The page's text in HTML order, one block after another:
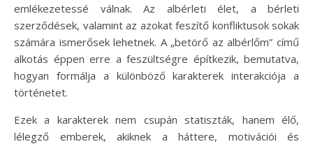
emlékezetessé válnak. Az albérleti élet, a bérleti
szerződések, valamint az azokat feszítő konfliktusok sokak
számára ismerősek lehetnek. A „betörő az albérlőm” című
alkotás éppen erre a feszültségre építkezik, bemutatva,
hogyan formálja a különböző karakterek interakciója a
történetet.
Ezek a karakterek nem csupán statiszták, hanem élő,
lélegző emberek, akiknek a háttere, motivációi és